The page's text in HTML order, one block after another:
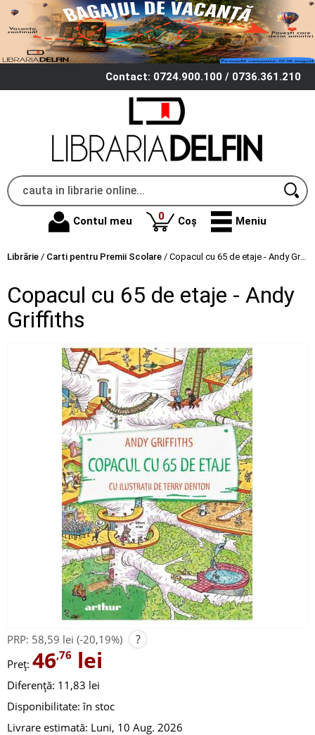
Contact: 0724.900.100 / 0736.361.210
Contul meu 0produse
Coș Meniu
Librărie / Carti pentru Premii Scolare / Copacul cu 65 de etaje - Andy Griffiths
Copacul cu 65 de etaje - Andy
Griffiths
PRP: 58,59 lei (-20,19%) ?
Preț: 46,76 lei
Diferență: 11,83 lei
Disponibilitate: în stoc
Livrare estimată: Luni, 10 Aug. 2026